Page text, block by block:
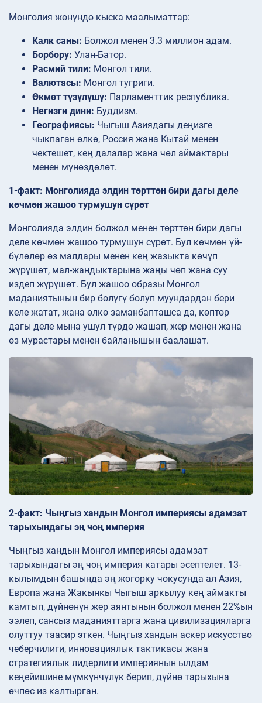
Монголия жөнүндө кыска маалыматтар:
Калк саны: Болжол менен 3.3 миллион адам.
Борбору: Улан-Батор.
Расмий тили: Монгол тили.
Валютасы: Монгол тугриги.
Өкмөт түзүлүшү: Парламенттик республика.
Негизги дини: Буддизм.
Географиясы: Чыгыш Азиядагы деңизге
чыкпаган өлкө, Россия жана Кытай менен
чектешет, кең далалар жана чөл аймактары
менен мүнөздөлөт.
1-факт: Монголияда элдин төрттөн бири дагы деле
көчмөн жашоо турмушун сүрөт
Монголияда элдин болжол менен төрттөн бири дагы
деле көчмөн жашоо турмушун сүрөт. Бул көчмөн үй-
бүлөлөр өз малдары менен кең жазыкта көчүп
жүрүшөт, мал-жандыктарына жаңы чөп жана суу
издеп жүрүшөт. Бул жашоо образы Монгол
маданиятынын бир бөлүгү болуп муундардан бери
келе жатат, жана өлкө заманбапташса да, көптөр
дагы деле мына ушул түрдө жашап, жер менен жана
өз мурастары менен байланышын баалашат.
2-факт: Чыңгыз хандын Монгол империясы адамзат
тарыхындагы эң чоң империя
Чыңгыз хандын Монгол империясы адамзат
тарыхындагы эң чоң империя катары эсептелет. 13-
кылымдын башында эң жогорку чокусунда ал Азия,
Европа жана Жакынкы Чыгыш аркылуу кең аймакты
камтып, дүйнөнүн жер аянтынын болжол менен 22%ын
ээлеп, сансыз маданияттарга жана цивилизацияларга
олуттуу таасир эткен. Чыңгыз хандын аскер искусство
чеберчилиги, инновациялык тактикасы жана
стратегиялык лидерлиги империянын ылдам
кеңейишине мүмкүнчүлүк берип, дүйнө тарыхына
өчпөс из калтырган.